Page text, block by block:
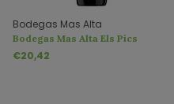
Bodegas Mas Alta
Bodegas Mas Alta Els Pics
Priorat DOCa
€20,42